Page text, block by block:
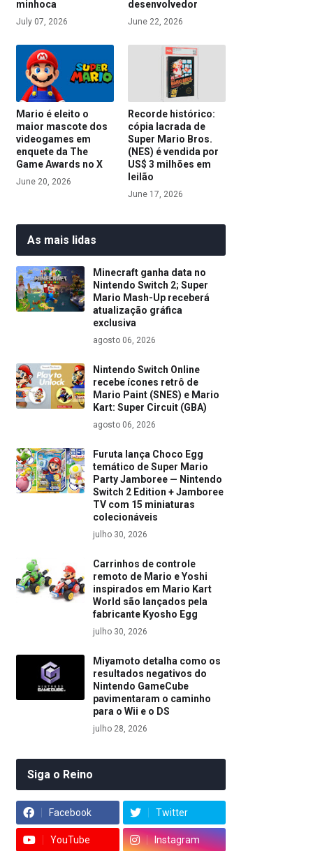
minhoca
July 07, 2026
desenvolvedor
June 22, 2026
Mario é eleito o
maior mascote dos
videogames em
enquete da The
Game Awards no X
June 20, 2026
Recorde histórico:
cópia lacrada de
Super Mario Bros.
(NES) é vendida por
US$ 3 milhões em
leilão
June 17, 2026
As mais lidas
Minecraft ganha data no
Nintendo Switch 2; Super
Mario Mash-Up receberá
atualização gráfica
exclusiva
agosto 06, 2026
Nintendo Switch Online
recebe ícones retrô de
Mario Paint (SNES) e Mario
Kart: Super Circuit (GBA)
agosto 06, 2026
Furuta lança Choco Egg
temático de Super Mario
Party Jamboree — Nintendo
Switch 2 Edition + Jamboree
TV com 15 miniaturas
colecionáveis
julho 30, 2026
Carrinhos de controle
remoto de Mario e Yoshi
inspirados em Mario Kart
World são lançados pela
fabricante Kyosho Egg
julho 30, 2026
Miyamoto detalha como os
resultados negativos do
Nintendo GameCube
pavimentaram o caminho
para o Wii e o DS
julho 28, 2026
Siga o Reino
Facebook Twitter
YouTube Instagram